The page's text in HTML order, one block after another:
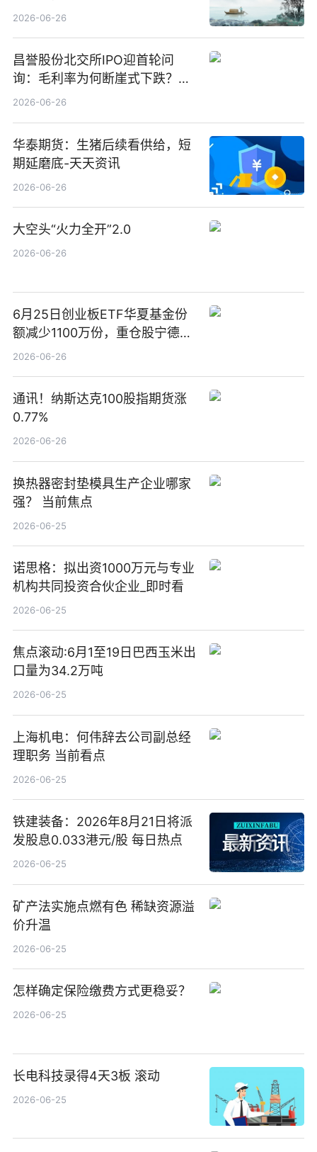
2026-06-26
昌誉股份北交所IPO迎首轮问
询：毛利率为何断崖式下跌？业
绩增长是否可持续？关联方是否
2026-06-26
华泰期货：生猪后续看供给，短
期延磨底-天天资讯
2026-06-26
大空头“火力全开”2.0
2026-06-26
6月25日创业板ETF华夏基金份
额减少1100万份，重仓股宁德时
代、中际旭创、新易盛
2026-06-26
通讯！纳斯达克100股指期货涨
0.77%
2026-06-26
换热器密封垫模具生产企业哪家
强？ 当前焦点
2026-06-25
诺思格：拟出资1000万元与专业
机构共同投资合伙企业_即时看
2026-06-25
焦点滚动:6月1至19日巴西玉米出
口量为34.2万吨
2026-06-25
上海机电：何伟辞去公司副总经
理职务 当前看点
2026-06-25
铁建装备：2026年8月21日将派
发股息0.033港元/股 每日热点
2026-06-25
矿产法实施点燃有色 稀缺资源溢
价升温
2026-06-25
怎样确定保险缴费方式更稳妥？
2026-06-25
长电科技录得4天3板 滚动
2026-06-25